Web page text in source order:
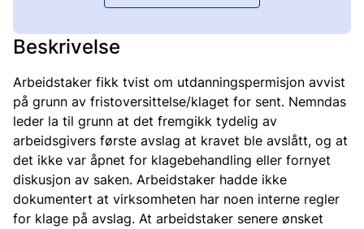
Beskrivelse
Arbeidstaker fikk tvist om utdanningspermisjon avvist
på grunn av fristoversittelse/klaget for sent. Nemndas
leder la til grunn at det fremgikk tydelig av
arbeidsgivers første avslag at kravet ble avslått, og at
det ikke var åpnet for klagebehandling eller fornyet
diskusjon av saken. Arbeidstaker hadde ikke
dokumentert at virksomheten har noen interne regler
for klage på avslag. At arbeidstaker senere ønsket